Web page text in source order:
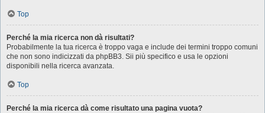
Top
Perché la mia ricerca non dà risultati?
Probabilmente la tua ricerca è troppo vaga e include dei termini troppo comuni
che non sono indicizzati da phpBB3. Sii più specifico e usa le opzioni
disponibili nella ricerca avanzata.
Top
Perché la mia ricerca dà come risultato una pagina vuota?